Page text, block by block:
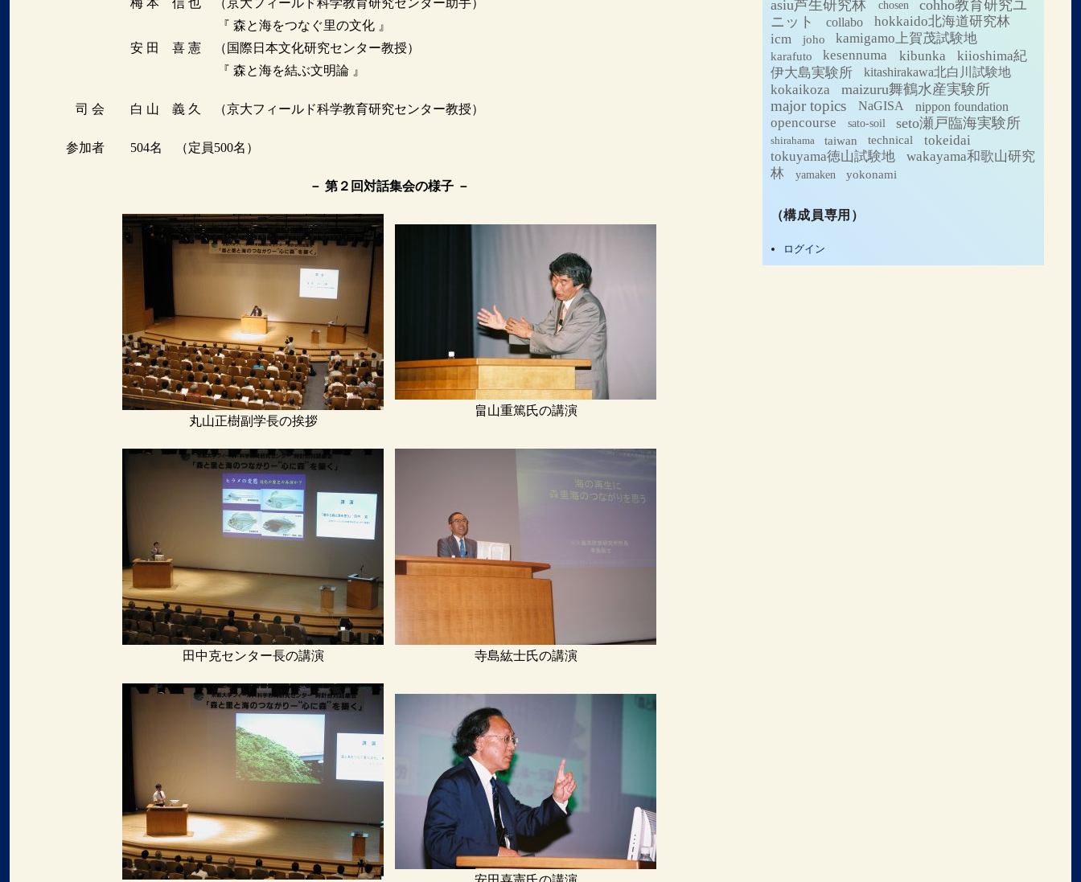
『 森と海をつなぐ里の文化 』
安 田 喜 憲 （国際日本文化研究センター教授）
『 森と海を結ぶ文明論 』
司 会 白 山 義 久 （京大フィールド科学教育研究センター教授）
参加者 504名 （定員500名）
－ 第２回対話集会の様子 －
丸山正樹副学長の挨拶
畠山重篤氏の講演
田中克センター長の講演 寺島紘士氏の講演
asiu芦生研究林 chosen
cohho教育研究ユ
ニット
collabo hokkaido北海道研究林
icm joho kamigamo上賀茂試験地
karafuto kesennuma kibunka
kiioshima紀
伊大島実験所
kitashirakawa北白川試験地
kokaikoza maizuru舞鶴水産実験所
major topics NaGISA nippon foundation
opencourse sato-soil seto瀬戸臨海実験所
shirahama taiwan technical
tokeidai
tokuyama徳山試験地
wakayama和歌山研究
林
yamaken yokonami
（構成員専用）
ログイン